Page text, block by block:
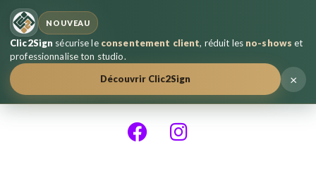
NOUVEAU
Clic2Sign sécurise le consentement client, réduit les no-shows et
professionnalise ton studio.
Découvrir Clic2Sign
×